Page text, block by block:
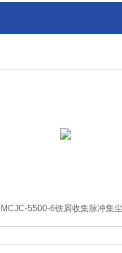
MCJC-5500-6铁屑收集脉冲集